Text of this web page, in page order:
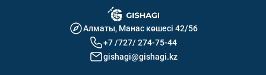
Алматы, Манас көшесі 42/56
+7 /727/ 274-75-44
gishagi@gishagi.kz